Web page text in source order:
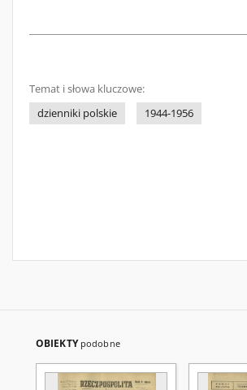
Temat i słowa kluczowe:
dzienniki polskie
1944-1956
OBIEKTY podobne